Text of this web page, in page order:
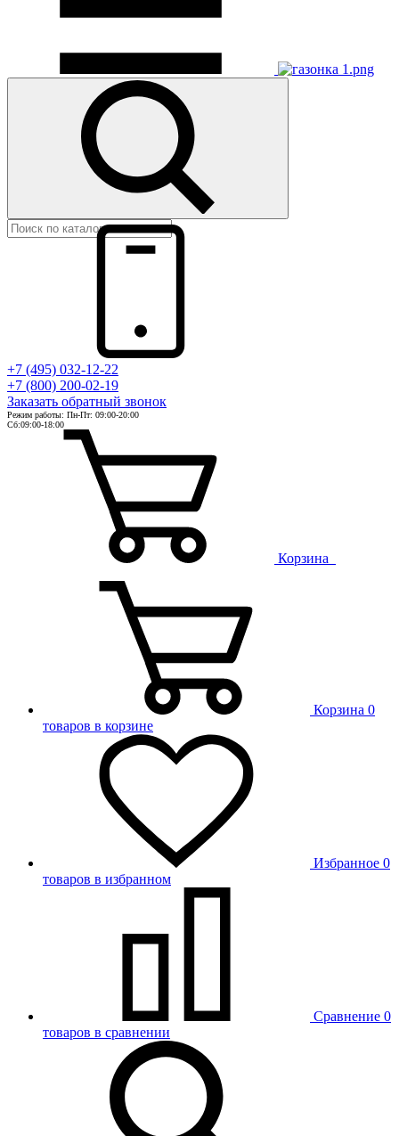
+7 (495) 032-12-22
+7 (800) 200-02-19
Заказать обратный звонок
Режим работы: Пн-Пт: 09:00-20:00
Сб:09:00-18:00
Корзина
Корзина 0
товаров в корзине
Избранное 0
товаров в избранном
Сравнение 0
товаров в сравнении